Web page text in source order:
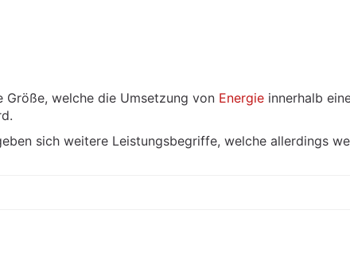
Größe, welche die Umsetzung von Energie innerhalb
sich weitere Leistungsbegriffe, welche allerdings